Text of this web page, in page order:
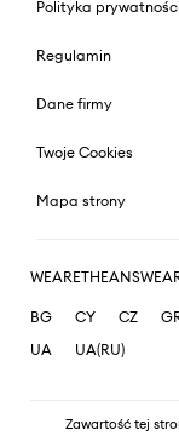
Polityka prywatności
Regulamin
Dane firmy
Twoje Cookies
Mapa strony
BG CY CZ
UA
UA(RU)
Zawartość tej